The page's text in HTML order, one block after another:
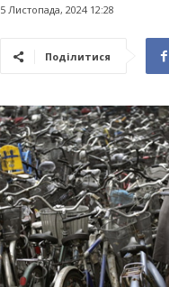
5 Листопада, 2024 12:28
Поділитися